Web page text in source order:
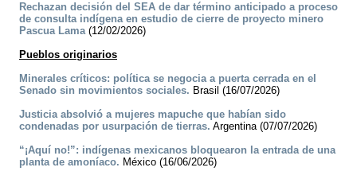
Rechazan decisión del SEA de dar término anticipado a proceso
de consulta indígena en estudio de cierre de proyecto minero
Pascua Lama(12/02/2026)
Pueblos originarios
Minerales críticos: política se negocia a puerta cerrada en el
Senado sin movimientos sociales. Brasil (16/07/2026)
Justicia absolvió a mujeres mapuche que habían sido
condenadas por usurpación de tierras. Argentina (07/07/2026)
“¡Aquí no!”: indígenas mexicanos bloquearon la entrada de una
planta de amoníaco. México (16/06/2026)